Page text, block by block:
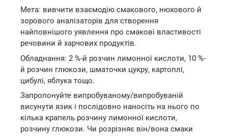
Мета: вивчити взаємодію смакового, нюхового й
зорового аналізаторів для створення
найповнішого уявлення про смакові властивості
речовини й харчових продуктів.
Обладнання: 2 %-й розчин лимонної кислоти, 10 %-
й розчин глюкози, шматочки цукру, картоплі,
цибулі, яблука тощо.
Запропонуйте випробуваному/випробуваній
висунути язик і послідовно наносіть на нього по
кілька крапель розчину лимонної кислоти,
розчину глюкози. Чи розрізняє він/вона смаки